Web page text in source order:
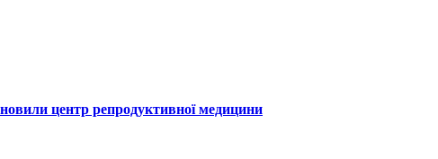
центр репродуктивної медицини